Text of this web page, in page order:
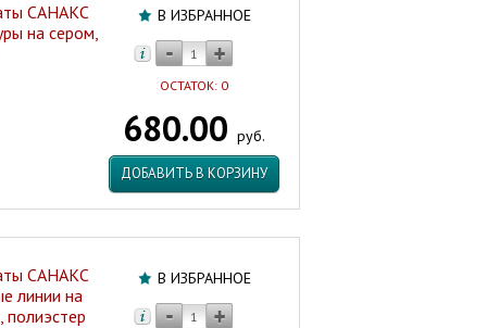
В ИЗБРАННОЕ
ОСТАТОК: 0
680.00 руб.
ДОБАВИТЬ В КОРЗИНУ
САНАКС
на сером,
В ИЗБРАННОЕ
САНАКС
линии на